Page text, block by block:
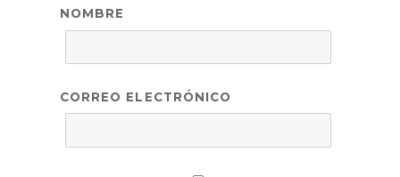
NOMBRE
CORREO ELECTRÓNICO